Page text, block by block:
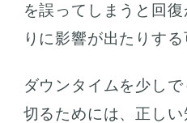
を誤ってしまうと回
りに影響が出たりする
ダウンタイムを少し
切るためには、正し